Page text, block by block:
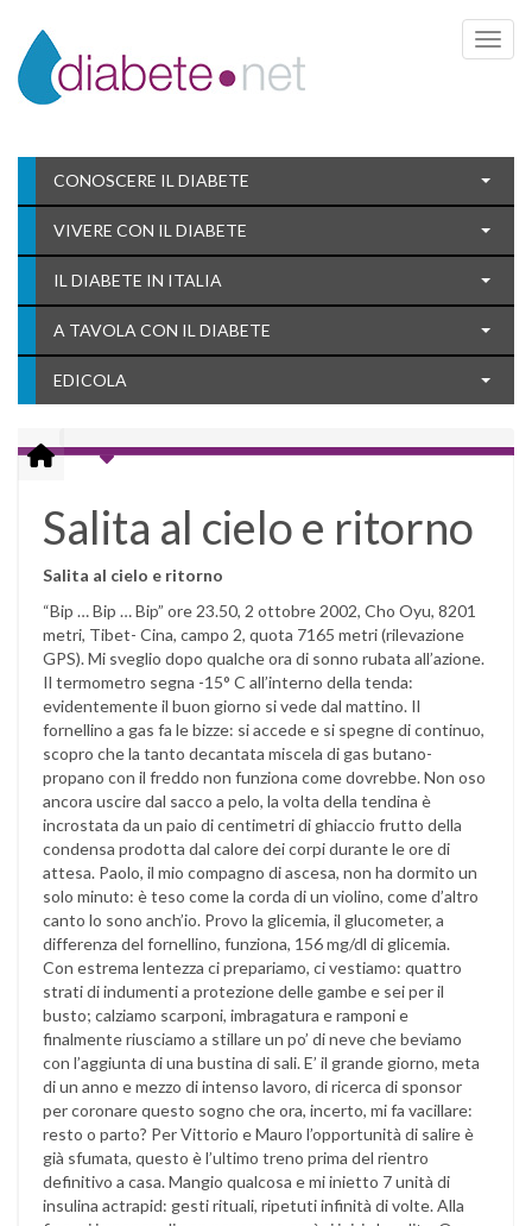
Toggle
CONOSCERE IL DIABETE
VIVERE CON IL DIABETE
IL DIABETE IN ITALIA
A TAVOLA CON IL DIABETE
EDICOLA
Salita al cielo e ritorno
Salita al cielo e ritorno
“Bip … Bip … Bip” ore 23.50, 2 ottobre 2002, Cho Oyu, 8201
metri, Tibet- Cina, campo 2, quota 7165 metri (rilevazione
GPS). Mi sveglio dopo qualche ora di sonno rubata all’azione.
Il termometro segna -15° C all’interno della tenda:
evidentemente il buon giorno si vede dal mattino. Il
fornellino a gas fa le bizze: si accede e si spegne di continuo,
scopro che la tanto decantata miscela di gas butano-
propano con il freddo non funziona come dovrebbe. Non oso
ancora uscire dal sacco a pelo, la volta della tendina è
incrostata da un paio di centimetri di ghiaccio frutto della
condensa prodotta dal calore dei corpi durante le ore di
attesa. Paolo, il mio compagno di ascesa, non ha dormito un
solo minuto: è teso come la corda di un violino, come d’altro
canto lo sono anch’io. Provo la glicemia, il glucometer, a
differenza del fornellino, funziona, 156 mg/dl di glicemia.
Con estrema lentezza ci prepariamo, ci vestiamo: quattro
strati di indumenti a protezione delle gambe e sei per il
busto; calziamo scarponi, imbragatura e ramponi e
finalmente riusciamo a stillare un po’ di neve che beviamo
con l’aggiunta di una bustina di sali. E’ il grande giorno, meta
di un anno e mezzo di intenso lavoro, di ricerca di sponsor
per coronare questo sogno che ora, incerto, mi fa vacillare:
resto o parto? Per Vittorio e Mauro l’opportunità di salire è
già sfumata, questo è l’ultimo treno prima del rientro
definitivo a casa. Mangio qualcosa e mi inietto 7 unità di
insulina actrapid: gesti rituali, ripetuti infinità di volte. Alla